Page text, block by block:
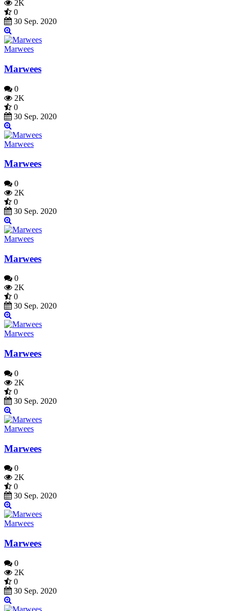
2K
0
30 Sep. 2020
Marwees
Marwees
0
2K
0
30 Sep. 2020
Marwees
Marwees
0
2K
0
30 Sep. 2020
Marwees
Marwees
0
2K
0
30 Sep. 2020
Marwees
Marwees
0
2K
0
30 Sep. 2020
Marwees
Marwees
0
2K
0
30 Sep. 2020
Marwees
Marwees
0
2K
0
30 Sep. 2020